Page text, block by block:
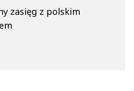
zasięg z polskim